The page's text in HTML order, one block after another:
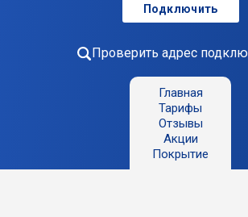
Подключить
Проверить адрес
Главная
Тарифы
Отзывы
Акции
Покрытие